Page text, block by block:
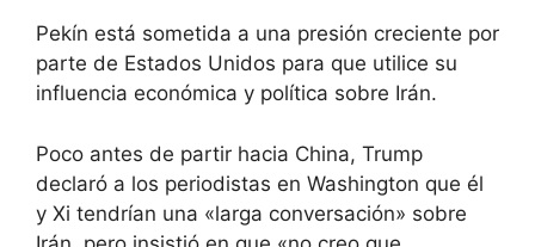
Pekín está sometida a una presión creciente por
parte de Estados Unidos para que utilice su
influencia económica y política sobre Irán.
Poco antes de partir hacia China, Trump
declaró a los periodistas en Washington que él
y Xi tendrían una «larga conversación» sobre